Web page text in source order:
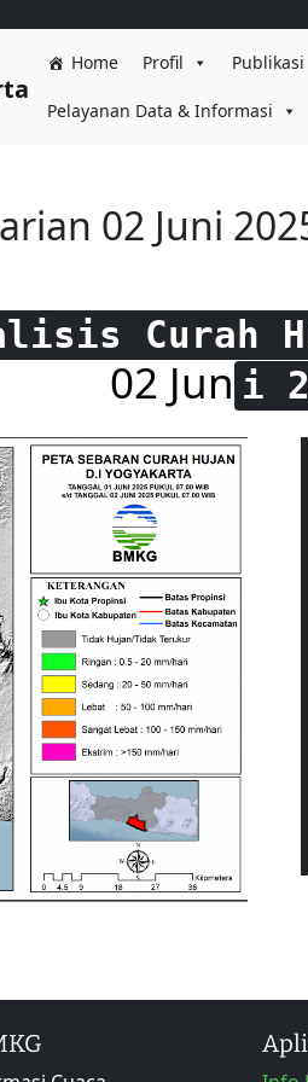
Home Profil Publikasi
Pelayanan Data & Informasi
02 Juni
Curah
02 Jun i